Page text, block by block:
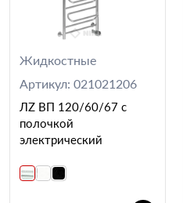
Жидкостные
Артикул: 021021206
ЛZ ВП 120/60/67 с
полочкой
электрический